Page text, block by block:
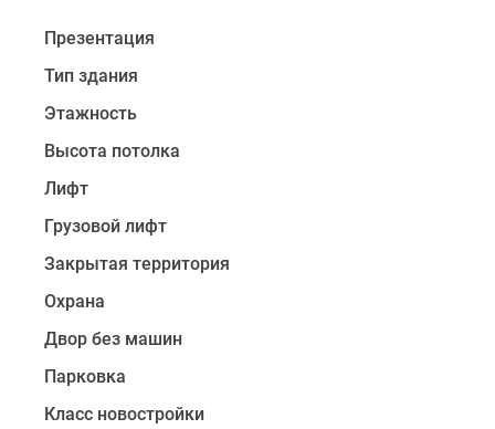
комплексе
установлены
инженерные
решения:
многоуровневая
система
контроля
доступа,
круглосуточное
видеонаблюдение,
климат-
контроля
Презентация
Тип здания
Этажность
Высота потолка
Лифт
Грузовой лифт
Закрытая территория
Охрана
Двор без машин
Парковка
Класс новостройки